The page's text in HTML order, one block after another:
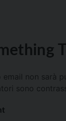
email non sarà
sono